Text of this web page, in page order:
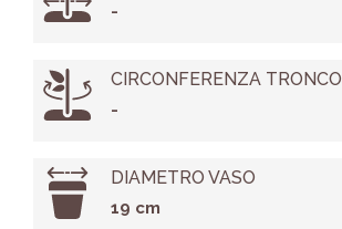
-
CIRCONFERENZA TRONCO
-
DIAMETRO VASO
19 cm